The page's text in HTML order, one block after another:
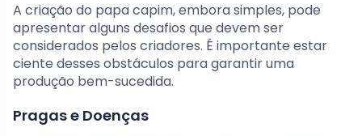
A criação do papa capim, embora simples, pode
apresentar alguns desafios que devem ser
considerados pelos criadores. É importante estar
ciente desses obstáculos para garantir uma
produção bem-sucedida.
Pragas e Doenças